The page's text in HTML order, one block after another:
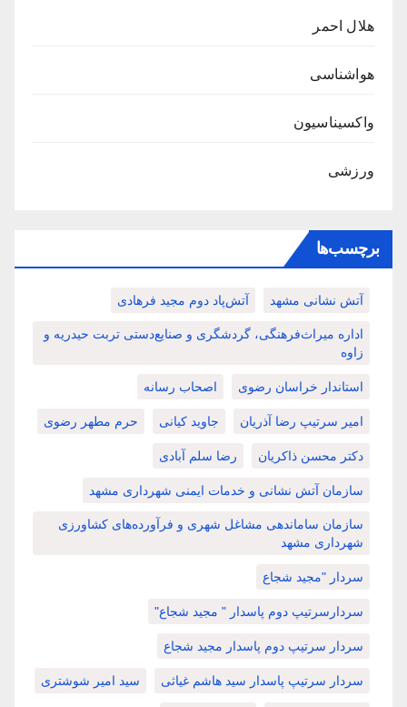
هلال احمر
هواشناسی
واکسیناسیون
ورزشی
برچسب‌ها
آتش نشانی مشهد آتش‌پاد دوم مجید فرهادی
اداره میراث‌فرهنگی، گردشگری و صنایع‌دستی تربت حیدریه و
زاوه
استاندار خراسان رضوی اصحاب رسانه
امیر سرتیپ رضا آذریان جاوید کیانی حرم مطهر رضوی
دکتر محسن ذاکریان رضا سلم آبادی
سازمان آتش نشانی و خدمات ایمنی شهرداری مشهد
سازمان ساماندهی مشاغل شهری و فرآورده‌های کشاورزی
شهرداری مشهد
سردار "مجید شجاع
سردارسرتیپ دوم پاسدار " مجید شجاع"
سردار سرتیپ دوم پاسدار مجید شجاع
سردار سرتیپ پاسدار سید هاشم غیاثی سید امیر شوشتری